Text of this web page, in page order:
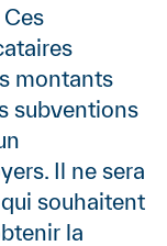
montants
subventions
Il ne sera
souhaitent
la